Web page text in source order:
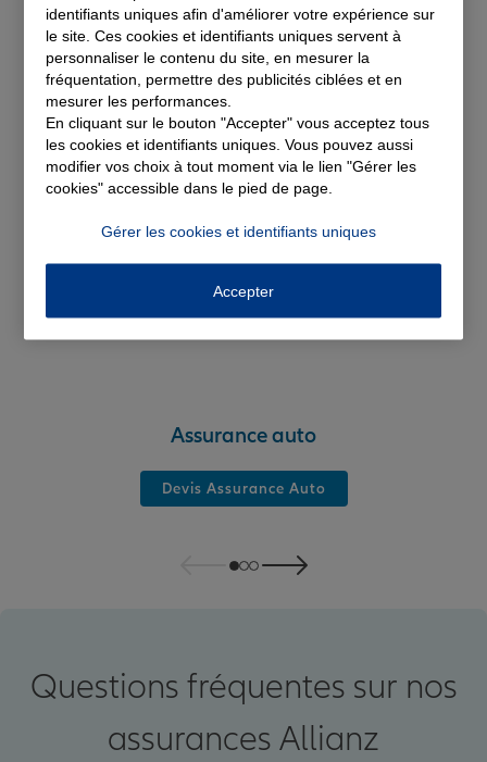
solutions d'assurance
Assurance auto
Devis Assurance Auto
Questions fréquentes sur nos
assurances Allianz
identifiants uniques afin d'améliorer votre expérience sur
le site. Ces cookies et identifiants uniques servent à
personnaliser le contenu du site, en mesurer la
fréquentation, permettre des publicités ciblées et en
mesurer les performances.
En cliquant sur le bouton "Accepter" vous acceptez tous
les cookies et identifiants uniques. Vous pouvez aussi
modifier vos choix à tout moment via le lien "Gérer les
cookies" accessible dans le pied de page.
Gérer les cookies et identifiants uniques
Accepter